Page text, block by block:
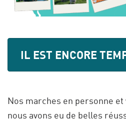
IL EST ENCORE
Nos marches en personne
nous avons eu de belles